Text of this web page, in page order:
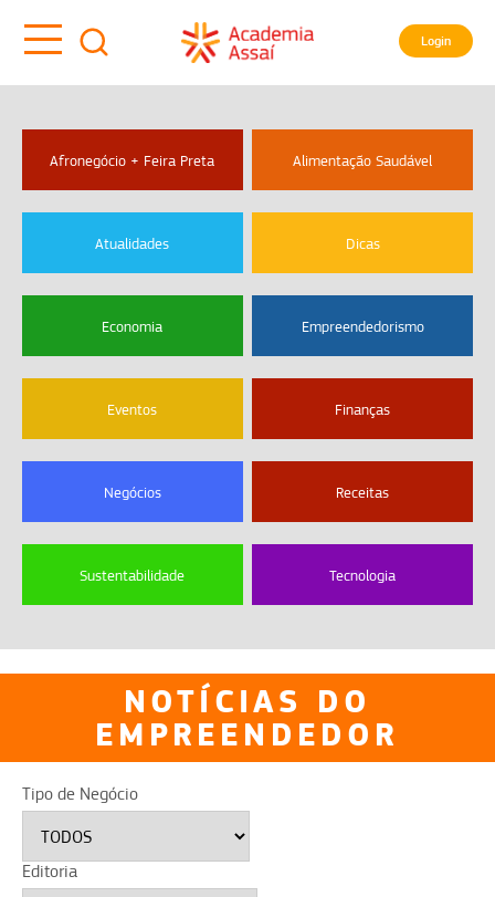
Login
Afronegócio + Feira Preta Alimentação Saudável
Atualidades Dicas
Economia Empreendedorismo
Eventos Finanças
Negócios Receitas
Sustentabilidade Tecnologia
NOTÍCIAS DO
EMPREENDEDOR
Tipo de Negócio
Editoria